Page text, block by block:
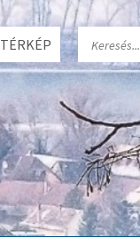
TÉRKÉP